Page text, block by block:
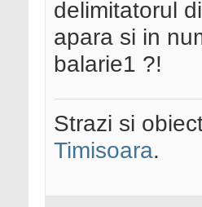
delimitatorul
apara si in
balarie1 ?!
Strazi si
Timisoara.